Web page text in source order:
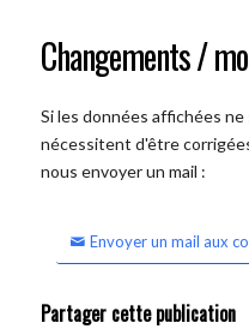
Changements /
Si les données affichées
nécessitent d'être
nous envoyer un mail :
Envoyer un mail aux
Partager cette publication